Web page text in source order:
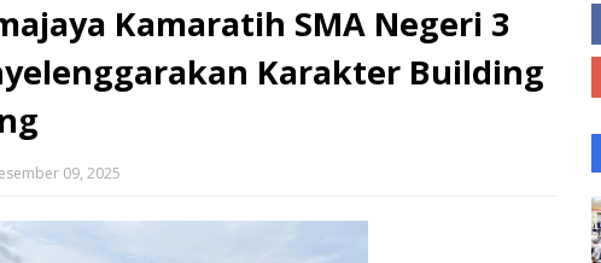
Kamaratih SMA Negeri 3
Karakter Building
09, 2025